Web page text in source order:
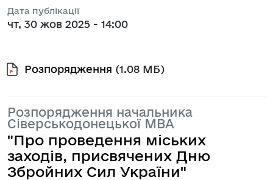
Дата публікації
чт, 30 жов 2025 - 14:00
Розпорядження (1.08 МБ)
Розпорядження начальника
Сіверськодонецької МВА
"Про проведення міських
заходів, присвячених Дню
Збройних Сил України"